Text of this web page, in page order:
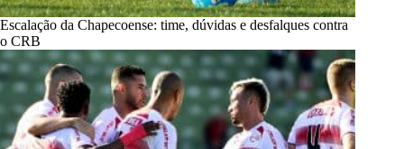
Escalação da Chapecoense: time, dúvidas e desfalques contra
o CRB